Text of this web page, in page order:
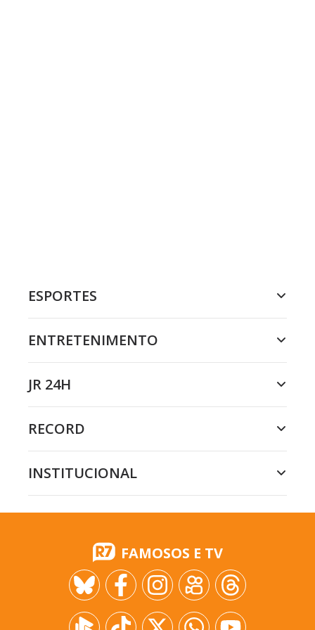
ESPORTES
ENTRETENIMENTO
JR 24H
RECORD
INSTITUCIONAL
FAMOSOS E TV